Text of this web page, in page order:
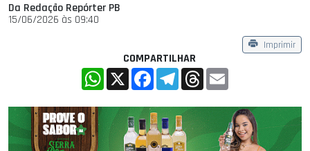
Da Redação Repórter PB
15/06/2026 às 09:40
Imprimir
COMPARTILHAR
WhatsApp
X FacebookTelegramThreads